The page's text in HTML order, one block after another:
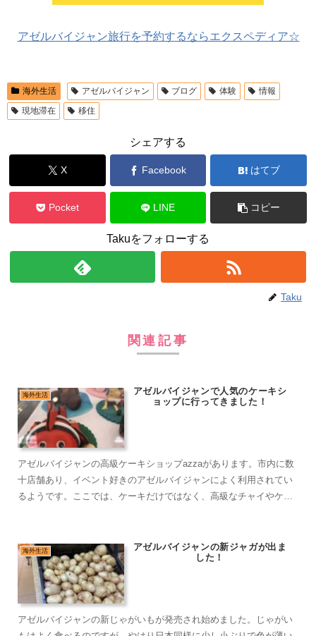
アゼルバイジャン旅行を予約するならエクスペディア☆
海外生活 アゼルバイジャン ブログ 体験
情報
現地滞在
移住
シェアする
X Facebook はてブ
Pocket LINE コピー
Takuをフォローする
Taku
関連記事
海外生活
アゼルバイジャンで人気のケーキシ
ョップに行ってきました！
アゼルバイジャンの高級ケーキショップazzaがあります。市内に数
十店舗あり、イベント好きのアゼルバイジャンによく利用されてい
るようです。ここでは、ケーキだけではなく、高級なチャイやケー
海外生活
アゼルバイジャンの新ジャガが出ま
した！
アゼルバイジャンの新じゃがいもが発売され始めました。じゃがい